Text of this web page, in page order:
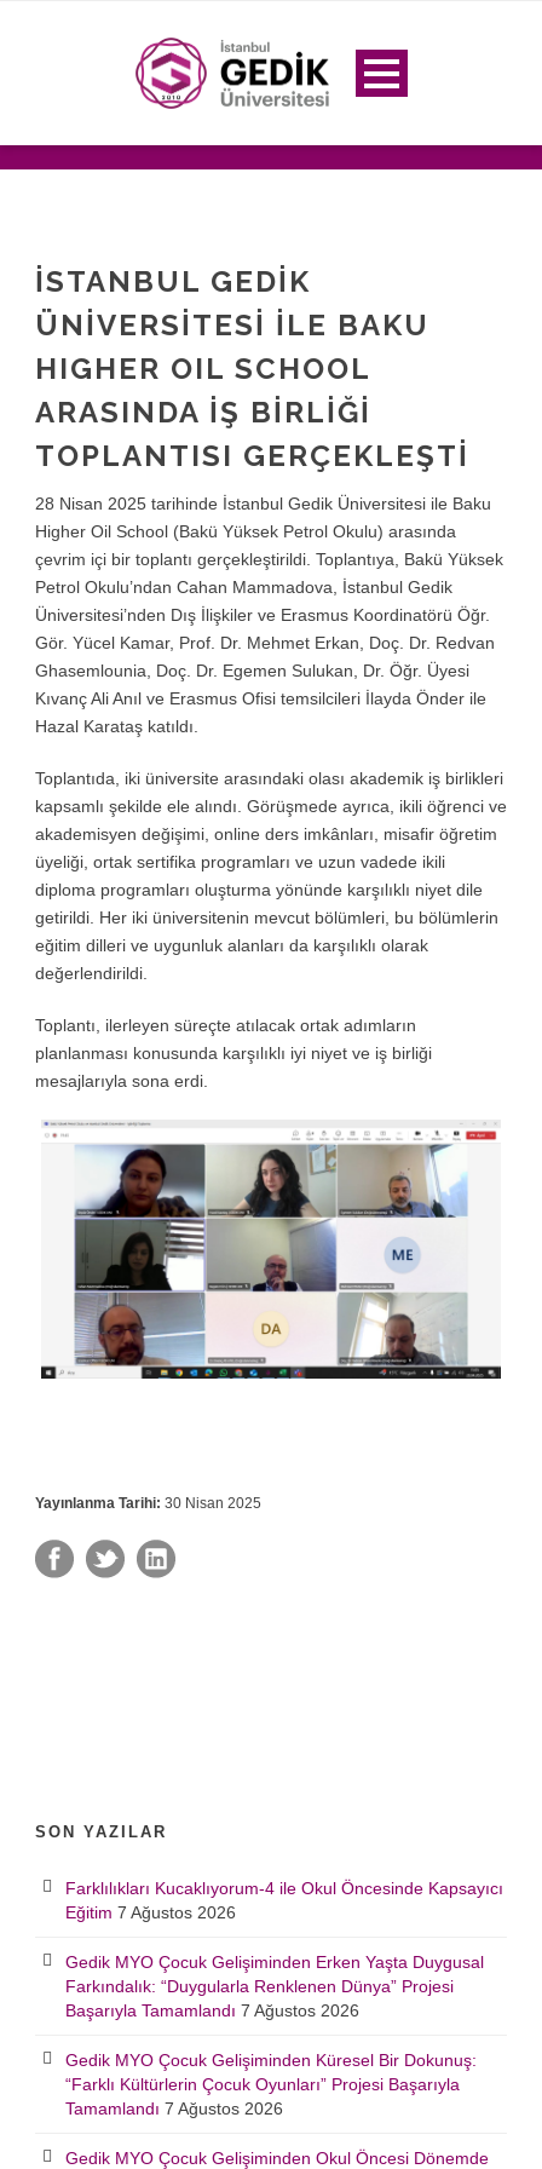
İSTANBUL GEDİK
ÜNİVERSİTESİ İLE BAKU
HIGHER OIL SCHOOL
ARASINDA İŞ BİRLİĞİ
TOPLANTISI GERÇEKLEŞTİ
28 Nisan 2025 tarihinde İstanbul Gedik Üniversitesi ile Baku
Higher Oil School (Bakü Yüksek Petrol Okulu) arasında
çevrim içi bir toplantı gerçekleştirildi. Toplantıya, Bakü Yüksek
Petrol Okulu’ndan Cahan Mammadova, İstanbul Gedik
Üniversitesi’nden Dış İlişkiler ve Erasmus Koordinatörü Öğr.
Gör. Yücel Kamar, Prof. Dr. Mehmet Erkan, Doç. Dr. Redvan
Ghasemlounia, Doç. Dr. Egemen Sulukan, Dr. Öğr. Üyesi
Kıvanç Ali Anıl ve Erasmus Ofisi temsilcileri İlayda Önder ile
Hazal Karataş katıldı.
Toplantıda, iki üniversite arasındaki olası akademik iş birlikleri
kapsamlı şekilde ele alındı. Görüşmede ayrıca, ikili öğrenci ve
akademisyen değişimi, online ders imkânları, misafir öğretim
üyeliği, ortak sertifika programları ve uzun vadede ikili
diploma programları oluşturma yönünde karşılıklı niyet dile
getirildi. Her iki üniversitenin mevcut bölümleri, bu bölümlerin
eğitim dilleri ve uygunluk alanları da karşılıklı olarak
değerlendirildi.
Toplantı, ilerleyen süreçte atılacak ortak adımların
planlanması konusunda karşılıklı iyi niyet ve iş birliği
mesajlarıyla sona erdi.
Yayınlanma Tarihi: 30 Nisan 2025
SON YAZILAR
Farklılıkları Kucaklıyorum-4 ile Okul Öncesinde Kapsayıcı
Eğitim 7 Ağustos 2026
Gedik MYO Çocuk Gelişiminden Erken Yaşta Duygusal
Farkındalık: “Duygularla Renklenen Dünya” Projesi
Başarıyla Tamamlandı 7 Ağustos 2026
Gedik MYO Çocuk Gelişiminden Küresel Bir Dokunuş:
“Farklı Kültürlerin Çocuk Oyunları” Projesi Başarıyla
Tamamlandı 7 Ağustos 2026
Gedik MYO Çocuk Gelişiminden Okul Öncesi Dönemde